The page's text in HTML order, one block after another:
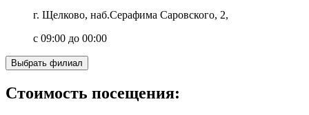
г. Щелково, наб.Серафима Саровского, 2,
с 09:00 до 00:00
Выбрать филиал
Стоимость посещения: